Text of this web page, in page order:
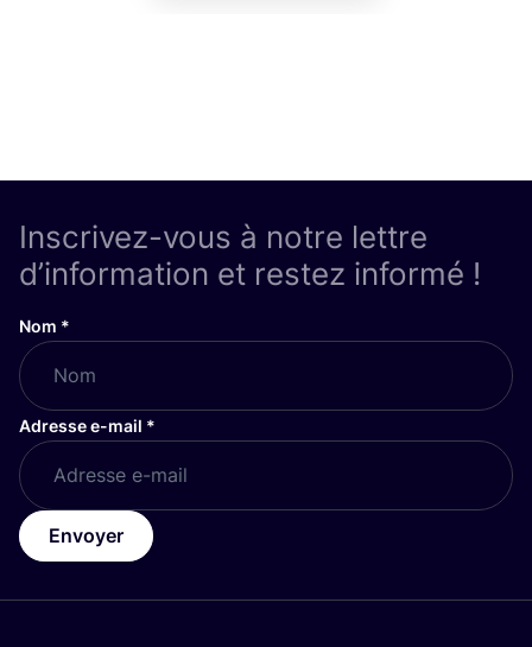
Inscrivez-vous à notre lettre
d’information et restez informé !
Nom *
Adresse e-mail *
Envoyer